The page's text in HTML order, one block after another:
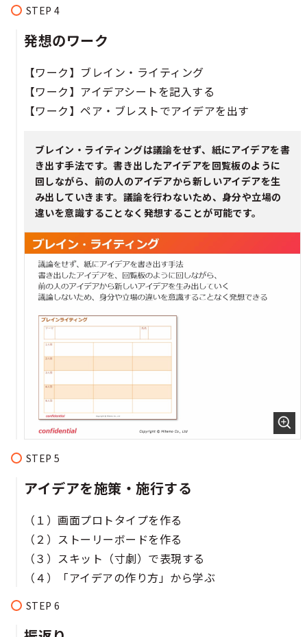
発想のワーク
【ワーク】ブレイン・ライティング​​
【ワーク】アイデアシートを記入する​​
【ワーク】ペア・ブレストでアイデアを出す​
ブレイン・ライティングは議論をせず、紙にアイデアを書
き出す手法です。書き出したアイデアを回覧板のように
回しながら、前の人のアイデアから新しいアイデアを生
み出していきます。議論を行わないため、身分や立場の
違いを意識することなく発想することが可能です。
アイデアを施策・施行する​
（１）画面プロトタイプを作る​​​​
（２）ストーリーボードを作る​​​​
（３）スキット（寸劇）で表現する​​​
（４）「アイデアの作り方」から学ぶ​​​​